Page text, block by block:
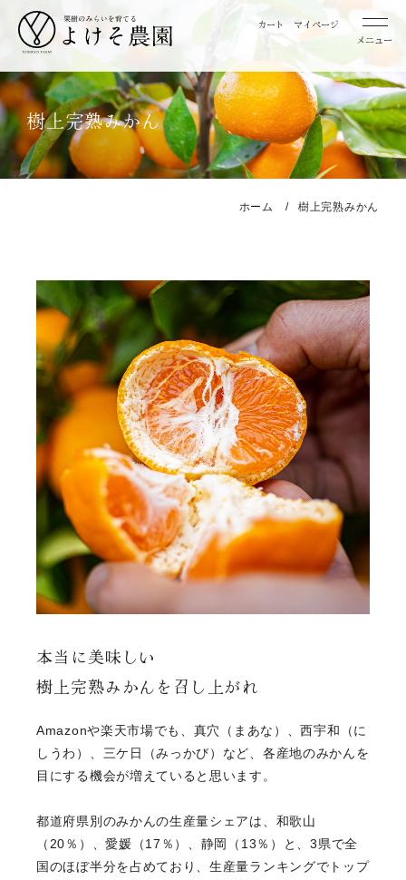
お問い合わせ
桃
お取り寄せ用桃
贈答用桃
特選 お取り寄せ用みかん
特選 贈答用みかん
レモン
よけそ農園について
果物と出荷時期
ブログ
カート
マイページ
メニュー
樹上完熟みかん
ホーム 樹上完熟みかん
本当に美味しい
樹上完熟みかんを召し上がれ
Amazonや楽天市場でも、真穴（まあな）、西宇和（に
しうわ）、三ケ日（みっかび）など、各産地のみかんを
目にする機会が増えていると思います。
都道府県別のみかんの生産量シェアは、和歌山
（20％）、愛媛（17％）、静岡（13％）と、3県で全
国のほぼ半分を占めており、生産量ランキングでトップ